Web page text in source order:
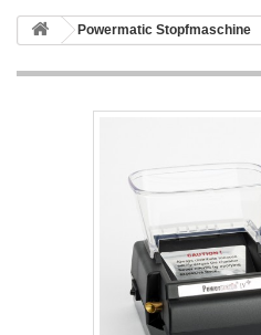
Powermatic Stopfmaschine